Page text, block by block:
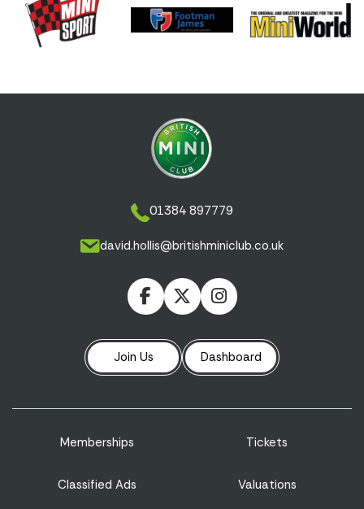
01384 897779
david.hollis@britishminiclub.co.uk
Join Us Dashboard
Memberships Tickets
Classified Ads Valuations